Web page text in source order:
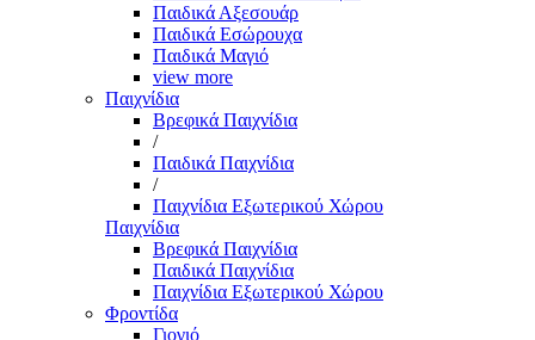
Παιδικά Αξεσουάρ
Παιδικά Εσώρουχα
Παιδικά Μαγιό
view more
Παιχνίδια
Βρεφικά Παιχνίδια
/
Παιδικά Παιχνίδια
/
Παιχνίδια Εξωτερικού Χώρου
Παιχνίδια
Βρεφικά Παιχνίδια
Παιδικά Παιχνίδια
Παιχνίδια Εξωτερικού Χώρου
Φροντίδα
Γιογιό